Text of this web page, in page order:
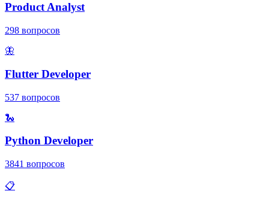
Product Analyst
298 вопросов
🦋
Flutter Developer
537 вопросов
🐍
Python Developer
3841 вопросов
📋